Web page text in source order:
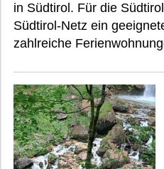
in Südtirol. Für die
Südtirol-Netz ein
zahlreiche